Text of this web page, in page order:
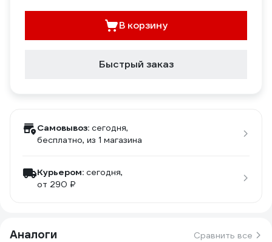
В корзину
Быстрый заказ
Самовывоз: сегодня,
бесплатно, из 1 магазина
Курьером: сегодня,
от 290 ₽
Аналоги Сравнить все